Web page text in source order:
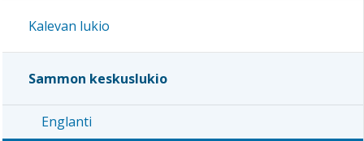
Kalevan lukio
Sammon keskuslukio
Englanti